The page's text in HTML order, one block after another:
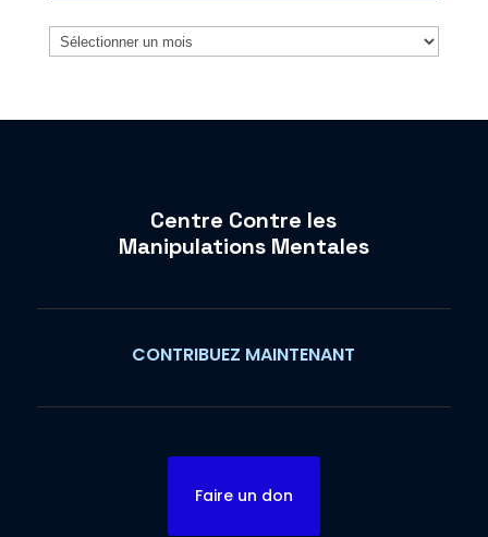
Archives
Centre Contre les
Manipulations Mentales
CONTRIBUEZ MAINTENANT
Faire un don